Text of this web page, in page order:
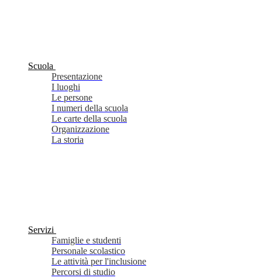
Scuola
Presentazione
I luoghi
Le persone
I numeri della scuola
Le carte della scuola
Organizzazione
La storia
Servizi
Famiglie e studenti
Personale scolastico
Le attività per l'inclusione
Percorsi di studio